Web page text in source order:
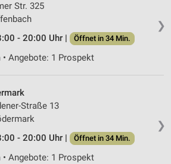
❯
Str. 325
- 20:00 Uhr |
Öffnet in 34 Min.
• Angebote: 1 Prospekt
❯
Straße 13
- 20:00 Uhr |
Öffnet in 34 Min.
• Angebote: 1 Prospekt